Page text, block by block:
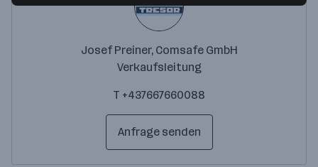
Josef Preiner, Comsafe GmbH
Verkaufsleitung
T +437667660088
Anfrage senden